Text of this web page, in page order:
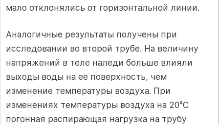
мало отклонялись от горизонтальной линии.
Аналогичные результаты получены при
исследовании во второй трубе. На величину
напряжений в теле наледи больше влияли
выходы воды на ее поверхность, чем
изменение температуры воздуха. При
изменениях температуры воздуха на 20°С
погонная распирающая нагрузка на трубу